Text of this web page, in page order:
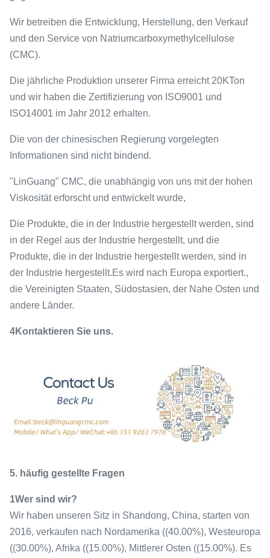
Wir betreiben die Entwicklung, Herstellung, den Verkauf
und den Service von Natriumcarboxymethylcellulose
(CMC).
Die jährliche Produktion unserer Firma erreicht 20KTon
und wir haben die Zertifizierung von ISO9001 und
ISO14001 im Jahr 2012 erhalten.
Die von der chinesischen Regierung vorgelegten
Informationen sind nicht bindend.
"LinGuang" CMC, die unabhängig von uns mit der hohen
Viskosität erforscht und entwickelt wurde,
Die Produkte, die in der Industrie hergestellt werden, sind
in der Regel aus der Industrie hergestellt, und die
Produkte, die in der Industrie hergestellt werden, sind in
der Industrie hergestellt.Es wird nach Europa exportiert.,
die Vereinigten Staaten, Südostasien, der Nahe Osten und
andere Länder.
4Kontaktieren Sie uns.
5. häufig gestellte Fragen
1Wer sind wir?
Wir haben unseren Sitz in Shandong, China, starten von
2016, verkaufen nach Nordamerika ((40.00%), Westeuropa
((30.00%), Afrika ((15.00%), Mittlerer Osten ((15.00%). Es